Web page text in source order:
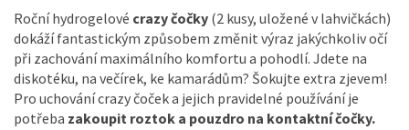
Roční hydrogelové crazy čočky (2 kusy, uložené v lahvičkách)
dokáží fantastickým způsobem změnit výraz jakýchkoliv očí
při zachování maximálního komfortu a pohodlí. Jdete na
diskotéku, na večírek, ke kamarádům? Šokujte extra zjevem!
Pro uchování crazy čoček a jejich pravidelné používání je
potřeba zakoupit roztok a pouzdro na kontaktní čočky.